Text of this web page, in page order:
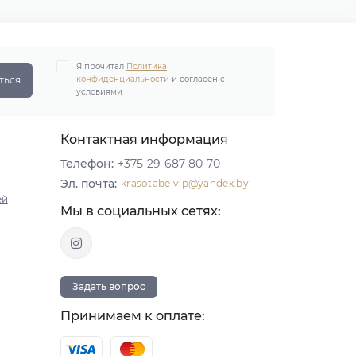
Я прочитал Политика
конфиденциальности и согласен с
условиями
Контактная информация
Телефон: +375-29-687-80-70
Эл. почта: krasotabelvip@yandex.by
Мы в социальных сетях:
Задать вопрос
Принимаем к оплате: